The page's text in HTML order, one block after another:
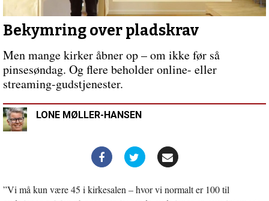
blev
forpurret
Bekymring over pladskrav
Men mange kirker åbner op – om ikke før så
pinsesøndag. Og flere beholder online- eller
streaming-gudstjenester.
LONE MØLLER-HANSEN
”Vi må kun være 45 i kirkesalen – hvor vi normalt er 100 til